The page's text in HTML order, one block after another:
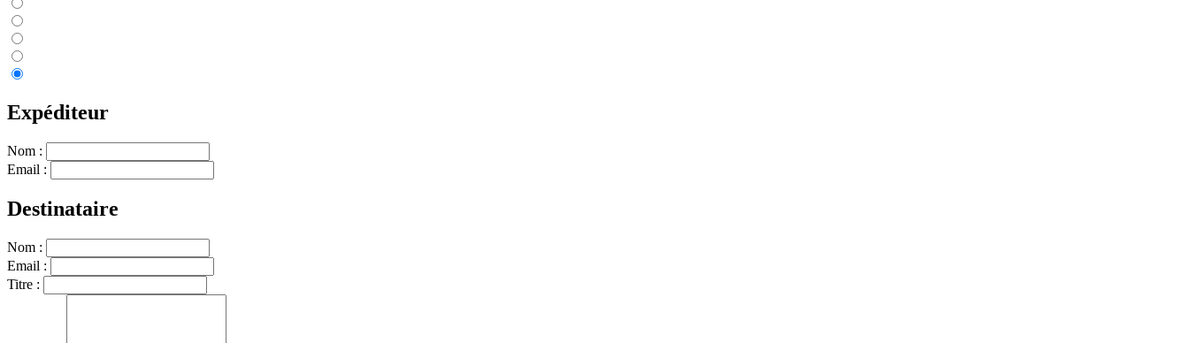
Expéditeur
Nom :
Email :
Destinataire
Nom :
Email :
Titre :